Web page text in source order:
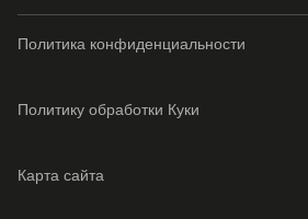
Политика конфиденциальности
Политику обработки Куки
Карта сайта